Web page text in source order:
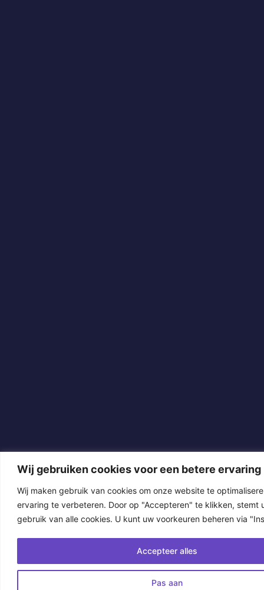
Wij gebruiken cookies voor een betere ervaring
Wij maken gebruik van cookies om onze website te
ervaring te verbeteren. Door op "Accepteren" te klikken, stemt
gebruik van alle cookies. U kunt uw voorkeuren beheren via
Pas aan
Accepteer alles